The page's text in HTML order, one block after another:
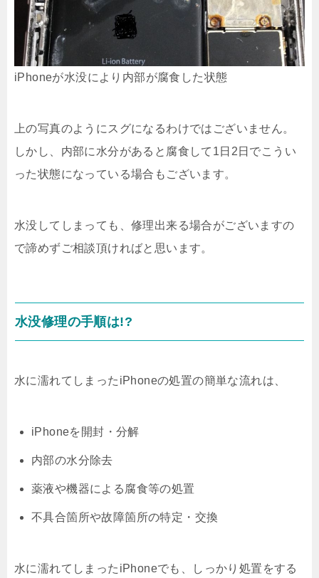
iPhoneが水没により内部が腐食した状態
上の写真のようにスグになるわけではございません。
しかし、内部に水分があると腐食して1日2日でこうい
った状態になっている場合もございます。
水没してしまっても、修理出来る場合がございますの
で諦めずご相談頂ければと思います。
水没修理の手順は!?
水に濡れてしまったiPhoneの処置の簡単な流れは、
iPhoneを開封・分解
内部の水分除去
薬液や機器による腐食等の処置
不具合箇所や故障箇所の特定・交換
水に濡れてしまったiPhoneでも、しっかり処置をする